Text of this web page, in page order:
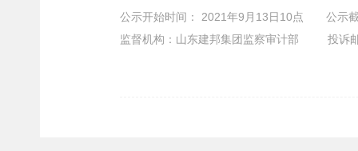
公示开始时间 ：
2021年9月13日10点 公示
监督机构：山东建邦集团监察审计部 投诉